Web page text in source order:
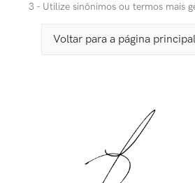
3 - Utilize sinônimos ou termos mais
Voltar para a página principal